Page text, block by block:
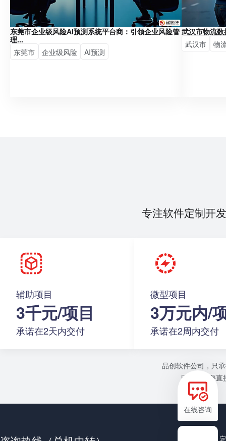
在线咨询
东莞市企业级风险AI预测系统平台商：引领企业风险管
理...
东莞市
企业级风险 AI预测
武汉市物流
武汉市
物
专注软件定制开
辅助项目
3千元/项目
承诺在2天内交付
微型项目
3万元内/
承诺在2周内交付
品创软件公司，只
目或者需要